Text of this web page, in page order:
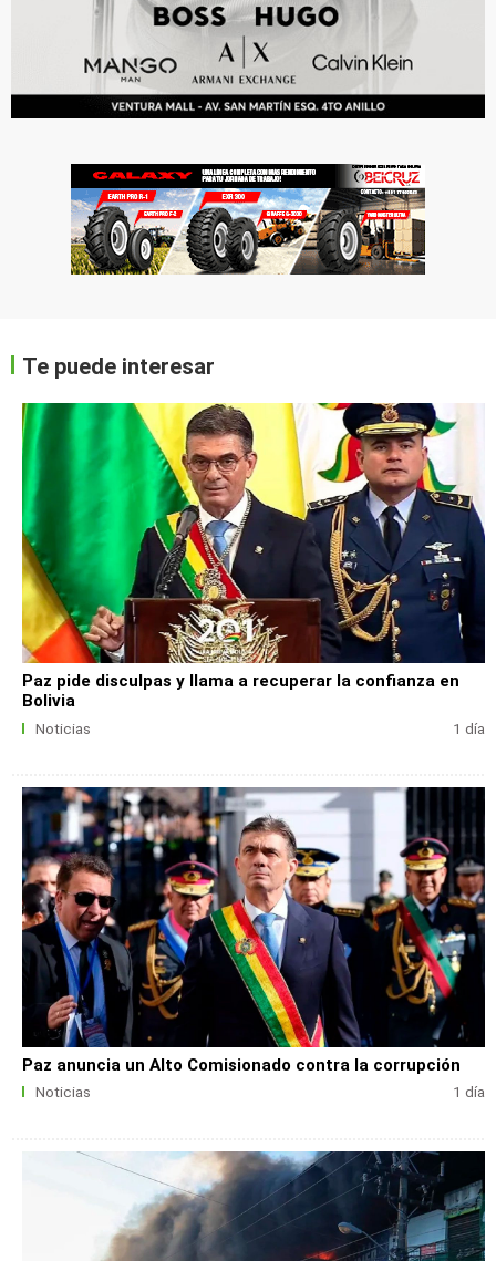
Te puede interesar
Paz pide disculpas y llama a recuperar la confianza en
Bolivia
Noticias 1 día
Paz anuncia un Alto Comisionado contra la corrupción
Noticias 1 día